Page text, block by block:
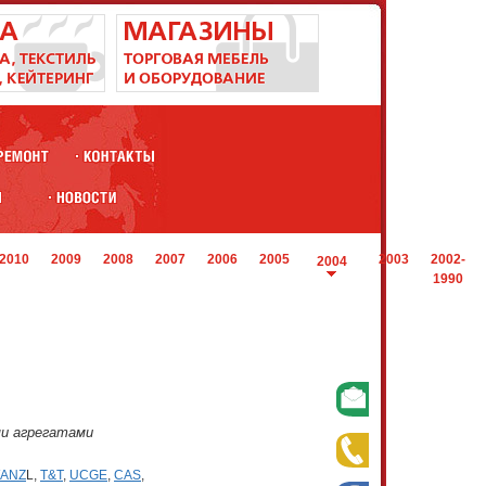
2010 2009 2008 2007 2006 2005 2004 2003
2002-
1990
агрегатами
L, T&T, UCGE, CAS,